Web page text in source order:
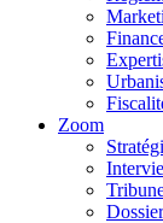
Zoom